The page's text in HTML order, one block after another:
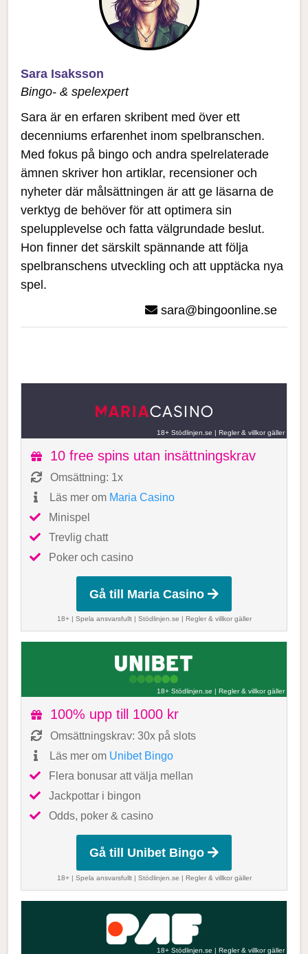
Sara Isaksson
Bingo- & spelexpert
Sara är en erfaren skribent med över ett
decenniums erfarenhet inom spelbranschen.
Med fokus på bingo och andra spelrelaterade
ämnen skriver hon artiklar, recensioner och
nyheter där målsättningen är att ge läsarna de
verktyg de behöver för att optimera sin
spelupplevelse och fatta välgrundade beslut.
Hon finner det särskilt spännande att följa
spelbranschens utveckling och att upptäcka nya
spel.
sara@bingoonline.se
18+ Stödlinjen.se | Regler & villkor gäller
10 free spins utan insättningskrav
Omsättning: 1x
Läs mer om Maria Casino
Minispel
Trevlig chatt
Poker och casino
Gå till Maria Casino
18+ | Spela ansvarsfullt | Stödlinjen.se | Regler & villkor gäller
18+ Stödlinjen.se | Regler & villkor gäller
100% upp till 1000 kr
Omsättningskrav: 30x på slots
Läs mer om Unibet Bingo
Flera bonusar att välja mellan
Jackpottar i bingon
Odds, poker & casino
Gå till Unibet Bingo
18+ | Spela ansvarsfullt | Stödlinjen.se | Regler & villkor gäller
18+ Stödlinjen.se | Regler & villkor gäller